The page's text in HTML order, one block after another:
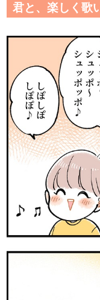
君と、楽しく歌